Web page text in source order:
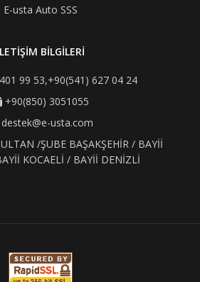
E-usta Auto SSS
BİLGİLERİ
99 53,+90(541) 627 04 24
+90(850) 3051055
destek@e-usta.com
/ŞUBE BAŞAKŞEHİR / BAYİİ
KOCAELİ / BAYİİ DENİZLİ